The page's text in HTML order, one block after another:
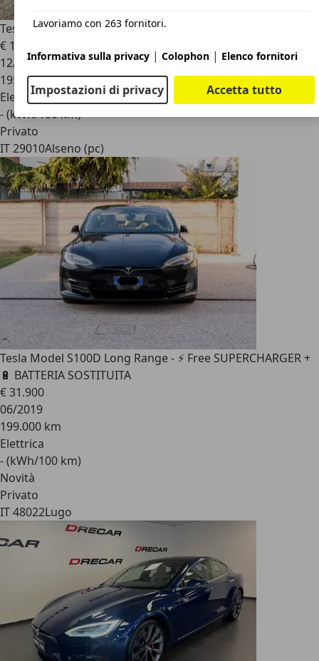
Tesla Model S85 Performance Plus ! BATTERIA SOSTITUITA !
€ 19.000
12/2013
195.000 km
Elettrica
- (kWh/100 km)
Privato
IT 29010Alseno (pc)
Tesla Model S100D Long Range - ⚡ Free SUPERCHARGER +
🔋 BATTERIA SOSTITUITA
€ 31.900
06/2019
199.000 km
Elettrica
- (kWh/100 km)
Novità
Privato
IT 48022Lugo
Lavoriamo con 263 fornitori.
Informativa sulla privacy | Colophon | Elenco fornitori
Impostazioni di privacy Accetta tutto